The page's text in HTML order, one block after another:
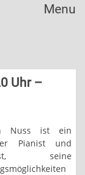
Menu
Uhr –
Nuss ist ein
Pianist und
seine